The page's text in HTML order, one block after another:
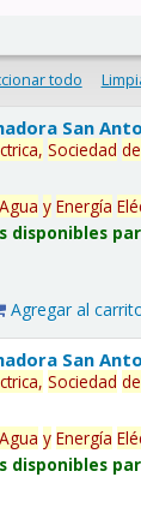
todo
San
Sociedad de
Agua y Energía
disponibles
Agregar al
San
Sociedad de
Agua y Energía
disponibles